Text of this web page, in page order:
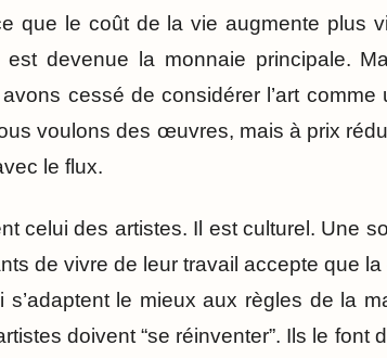
que le coût de la vie augmente plus
est devenue la monnaie principale.
cessé de considérer l’art comme
voulons des œuvres, mais à prix
le flux.
celui des artistes. Il est culturel. Une
de vivre de leur travail accepte que
le mieux aux règles de la
doivent “se réinventer”. Ils le font